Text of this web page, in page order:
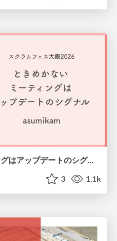
ときめかないミーティングはアップデートのシグナル #scrumosaka
3 1.1k